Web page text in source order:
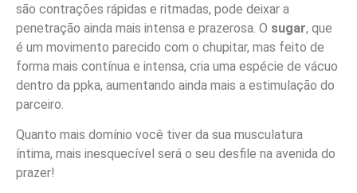
são contrações rápidas e ritmadas, pode deixar a
penetração ainda mais intensa e prazerosa. O sugar, que
é um movimento parecido com o chupitar, mas feito de
forma mais contínua e intensa, cria uma espécie de vácuo
dentro da ppka, aumentando ainda mais a estimulação do
parceiro.
Quanto mais domínio você tiver da sua musculatura
íntima, mais inesquecível será o seu desfile na avenida do
prazer!